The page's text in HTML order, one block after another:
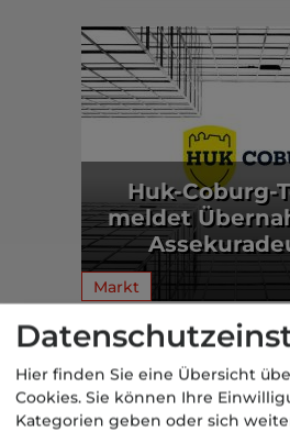
Huk-Coburg-
meldet
Markt
Aus der dvb-
geförderte AV
Hier finden Sie eine Übersicht
Cookies. Sie können Ihre
Kategorien geben oder sich